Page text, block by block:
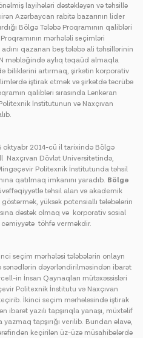
layihələri dəstəkləyən və təhsillə
Azərbaycan rabitə bazarının lider
Bölgə Tələbə Proqramının qalibləri
mərhələli seçimləri
qazanan beş tələbə ali təhsillərinin
məbləğində aylıq təqaüd almaqla
biliklərini artırmaq, şirkətin korporativ
iştirak etmək və şirkətdə təcrübə
qalibləri sırasında Lənkəran
İnstitutunun və Naxçıvan
oktyabr 2014-cü il tarixində Bölgə
Naxçıvan Dövlət Universitetində,
Politexnik İnstitutunda təhsil
qatılmaq imkanını yaradıb. Bölgə
təhsil alan və akademik
yüksək potensiallı tələbələrin
dəstək olmaq və korporativ sosial
töhfə verməkdir.
seçim mərhələsi tələbələrin onlayn
dəyərləndirilməsindən ibarət
in İnsan Qaynaqları mütəxəssisləri
Politexnik İnstitutu və Naxçıvan
İkinci seçim mərhələsində iştirak
ibarət yazılı tapşırıqla yanaşı, müxtəlif
tapşırığı verilib. Bundan əlavə,
keçirilən üz-üzə müsahibələrdə